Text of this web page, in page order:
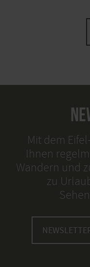
Mit dem
Ihnen
Wandern und
zu